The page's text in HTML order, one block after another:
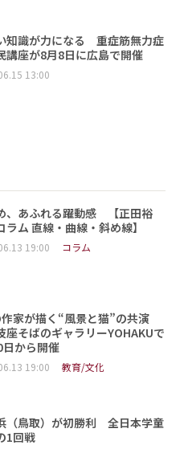
知識が力になる 重症筋無力症
講座が8月8日に広島で開催
13:00
、あふれる躍動感 【正田裕
ム 直線・曲線・斜め線】
19:00 コラム
家が描く“風景と猫”の共演
座そばのギャラリーYOHAKUで
日から開催
19:00 教育/文化
（鳥取）が初勝利 全日本学童
1回戦